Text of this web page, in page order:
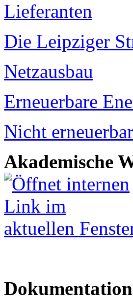
Lieferanten
Die Leipziger
Netzausbau
Erneuerbare
Nicht
Akademische